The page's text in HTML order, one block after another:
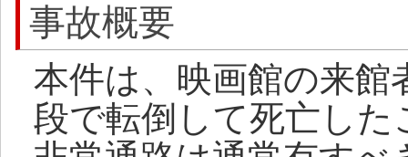
事故概要
本件は、映画館の来館
段で転倒して死亡し